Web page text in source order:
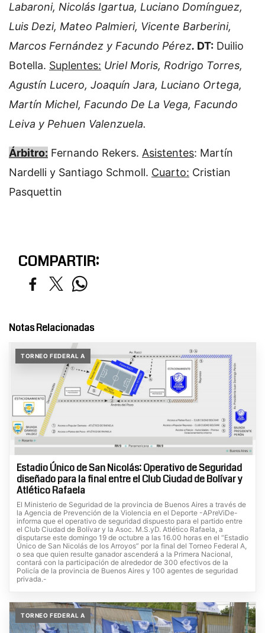
Labaroni, Nicolás Igartua, Luciano Domínguez,
Luis Dezi, Mateo Palmieri, Vicente Barberini,
Marcos Fernández y Facundo Pérez. DT: Duilio
Botella. Suplentes: Uriel Moris, Rodrigo Torres,
Agustín Lucero, Joaquín Jara, Luciano Ortega,
Martín Michel, Facundo De La Vega, Facundo
Leiva y Pehuen Valenzuela.
Árbitro: Fernando Rekers. Asistentes: Martín
Nardelli y Santiago Schmoll. Cuarto: Cristian
Pasquettin
COMPARTIR:
Notas Relacionadas
TORNEO FEDERAL A
Estadio Único de San Nicolás: Operativo de Seguridad
diseñado para la final entre el Club Ciudad de Bolívar y
Atlético Rafaela
El Ministerio de Seguridad de la provincia de Buenos Aires a través de
la Agencia de Prevención de la Violencia en el Deporte -APreViDe-
informa que el operativo de seguridad dispuesto para el partido entre
el Club Ciudad de Bolívar y la Asoc. M.S.yD. Atlético Rafaela, a
disputarse este domingo 19 de octubre a las 16.00 horas en el “Estadio
Único de San Nicolás de los Arroyos” por la final del Torneo Federal A,
o sea que quien resulte ganador ascenderá a la Primera Nacional,
contará con la participación de alrededor de 300 efectivos de la
Policía de la provincia de Buenos Aires y 100 agentes de seguridad
privada.-
TORNEO FEDERAL A